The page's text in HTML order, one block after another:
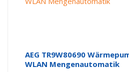
AEG TR9W80690
WLAN Mengenautomatik